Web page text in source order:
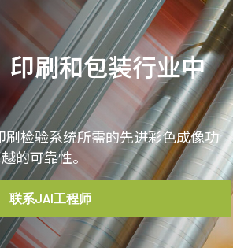
包装 / 印刷检验
印刷和包装行业中
刷检验系统所需的先进彩色成像功
的可靠性。
联系JAI工程师